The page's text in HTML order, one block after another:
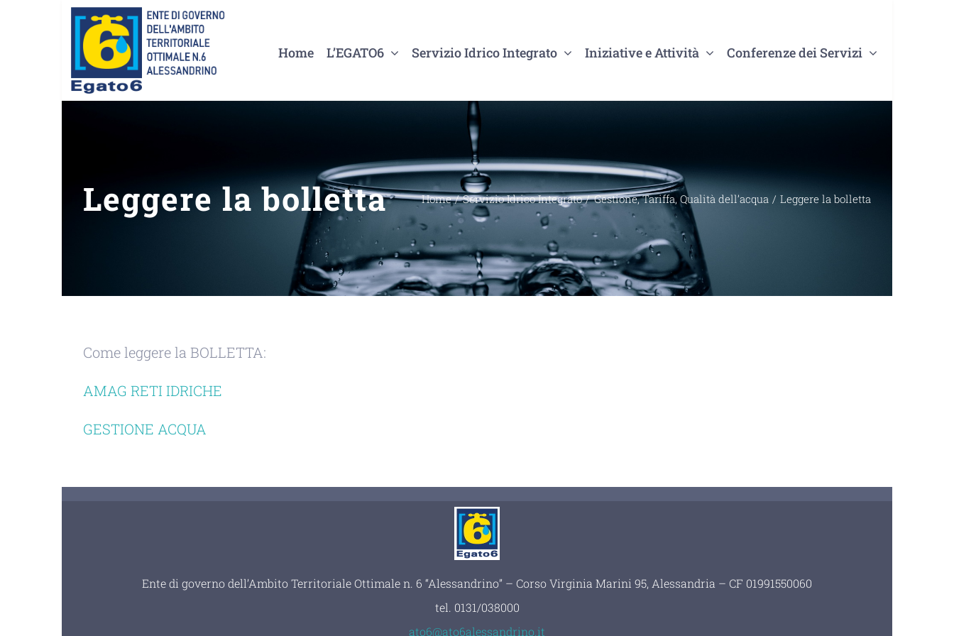
Home L’EGATO6 Servizio Idrico Integrato Iniziative e Attività Conferenze dei Servizi
Leggere la bolletta Home Servizio Idrico Integrato Gestione, Tariffa, Qualità dell’acqua Leggere la bolletta
Come leggere la BOLLETTA:
AMAG RETI IDRICHE
GESTIONE ACQUA
Ente di governo dell’Ambito Territoriale Ottimale n. 6 “Alessandrino” – Corso Virginia Marini 95, Alessandria – CF 01991550060
tel. 0131/038000
ato6@ato6alessandrino.it